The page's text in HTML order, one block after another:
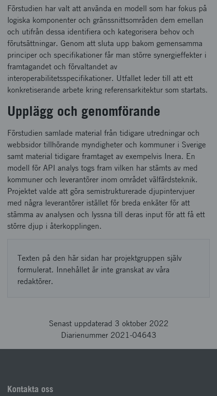
Förstudien har valt att använda en modell som har fokus på
logiska komponenter och gränssnittsområden dem emellan
och utifrån dessa identifiera och kategorisera behov och
förutsättningar. Genom att sluta upp bakom gemensamma
principer och specifikationer får man större synergieffekter i
framtagandet och förvaltandet av
interoperabilitetsspecifikationer. Utfallet leder till att ett
konkretiserande arbete kring referensarkitektur som startats.
Upplägg och genomförande
Förstudien samlade material från tidigare utredningar och
webbsidor tillhörande myndigheter och kommuner i Sverige
samt material tidigare framtaget av exempelvis Inera. En
modell för API analys togs fram vilken har stämts av med
kommuner och leverantörer inom området välfärdsteknik.
Projektet valde att göra semistrukturerade djupintervjuer
med några leverantörer istället för breda enkäter för att
stämma av analysen och lyssna till deras input för att få ett
större djup i återkopplingen.
Texten på den här sidan har projektgruppen själv
formulerat. Innehållet är inte granskat av våra
redaktörer.
Senast uppdaterad 3 oktober 2022
Diarienummer 2021-04643
Kontakta oss